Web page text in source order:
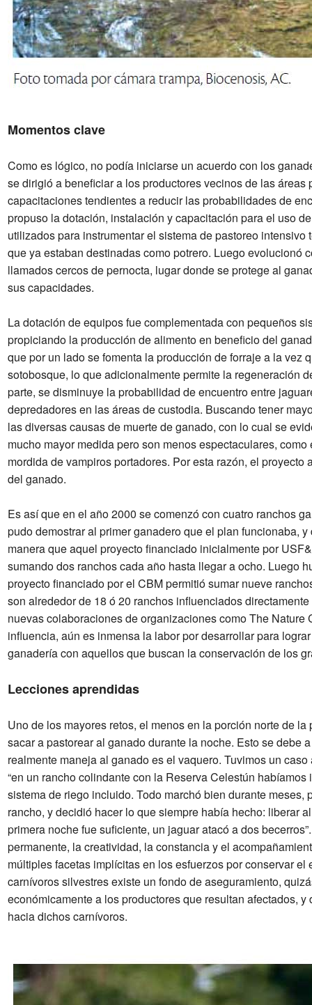
Momentos clave
Como es lógico, no podía iniciarse un acuerdo con los
se dirigió a beneficiar a los productores vecinos de las
capacitaciones tendientes a reducir las probabilidades de
propuso la dotación, instalación y capacitación para el uso
utilizados para instrumentar el sistema de pastoreo
que ya estaban destinadas como potrero. Luego evolucionó
llamados cercos de pernocta, lugar donde se protege al
sus capacidades.
La dotación de equipos fue complementada con pequeños
propiciando la producción de alimento en beneficio del
que por un lado se fomenta la producción de forraje a la
sotobosque, lo que adicionalmente permite la regeneración
parte, se disminuye la probabilidad de encuentro entre
depredadores en las áreas de custodia. Buscando tener
las diversas causas de muerte de ganado, con lo cual se
mucho mayor medida pero son menos espectaculares,
mordida de vampiros portadores. Por esta razón, el
del ganado.
Es así que en el año 2000 se comenzó con cuatro ranchos
pudo demostrar al primer ganadero que el plan funcionaba,
manera que aquel proyecto financiado inicialmente por
sumando dos ranchos cada año hasta llegar a ocho. Luego
proyecto financiado por el CBM permitió sumar nueve
son alrededor de 18 ó 20 ranchos influenciados
nuevas colaboraciones de organizaciones como The
influencia, aún es inmensa la labor por desarrollar para
ganadería con aquellos que buscan la conservación de los
Lecciones aprendidas
Uno de los mayores retos, el menos en la porción norte de
sacar a pastorear al ganado durante la noche. Esto se
realmente maneja al ganado es el vaquero. Tuvimos un
“en un rancho colindante con la Reserva Celestún
sistema de riego incluido. Todo marchó bien durante
rancho, y decidió hacer lo que siempre había hecho: liberar
primera noche fue suficiente, un jaguar atacó a dos
permanente, la creatividad, la constancia y el
múltiples facetas implícitas en los esfuerzos por conservar
carnívoros silvestres existe un fondo de aseguramiento,
económicamente a los productores que resultan afectados,
hacia dichos carnívoros.